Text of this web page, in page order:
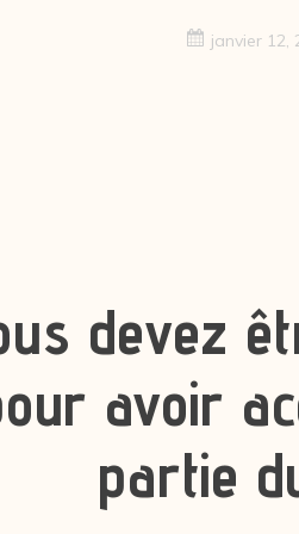
janvier 12,
devez
avoir
partie